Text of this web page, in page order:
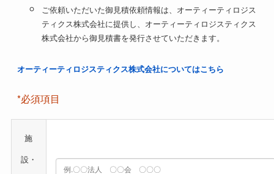
ご依頼いただいた御見積依頼情報は、オーティーティロジス
ティクス株式会社に提供し、オーティーティロジスティクス
株式会社から御見積書を発行させていただきます。​
オーティーティロジスティクス株式会社についてはこちら
*必須項目
施
設・